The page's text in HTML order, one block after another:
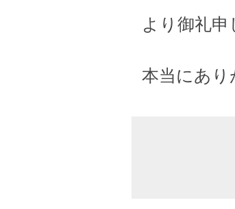
より御礼申
本当にあり